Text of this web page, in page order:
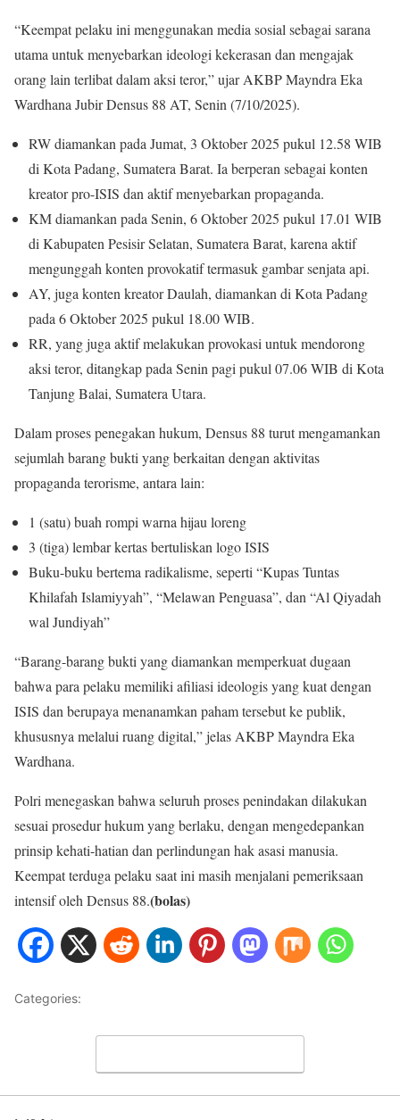
“Keempat pelaku ini menggunakan media sosial sebagai sarana
utama untuk menyebarkan ideologi kekerasan dan mengajak
orang lain terlibat dalam aksi teror,” ujar AKBP Mayndra Eka
Wardhana Jubir Densus 88 AT, Senin (7/10/2025).
RW diamankan pada Jumat, 3 Oktober 2025 pukul 12.58 WIB
di Kota Padang, Sumatera Barat. Ia berperan sebagai konten
kreator pro-ISIS dan aktif menyebarkan propaganda.
KM diamankan pada Senin, 6 Oktober 2025 pukul 17.01 WIB
di Kabupaten Pesisir Selatan, Sumatera Barat, karena aktif
mengunggah konten provokatif termasuk gambar senjata api.
AY, juga konten kreator Daulah, diamankan di Kota Padang
pada 6 Oktober 2025 pukul 18.00 WIB.
RR, yang juga aktif melakukan provokasi untuk mendorong
aksi teror, ditangkap pada Senin pagi pukul 07.06 WIB di Kota
Tanjung Balai, Sumatera Utara.
Dalam proses penegakan hukum, Densus 88 turut mengamankan
sejumlah barang bukti yang berkaitan dengan aktivitas
propaganda terorisme, antara lain:
1 (satu) buah rompi warna hijau loreng
3 (tiga) lembar kertas bertuliskan logo ISIS
Buku-buku bertema radikalisme, seperti “Kupas Tuntas
Khilafah Islamiyyah”, “Melawan Penguasa”, dan “Al Qiyadah
wal Jundiyah”
“Barang-barang bukti yang diamankan memperkuat dugaan
bahwa para pelaku memiliki afiliasi ideologis yang kuat dengan
ISIS dan berupaya menanamkan paham tersebut ke publik,
khususnya melalui ruang digital,” jelas AKBP Mayndra Eka
Wardhana.
Polri menegaskan bahwa seluruh proses penindakan dilakukan
sesuai prosedur hukum yang berlaku, dengan mengedepankan
prinsip kehati-hatian dan perlindungan hak asasi manusia.
Keempat terduga pelaku saat ini masih menjalani pemeriksaan
intensif oleh Densus 88.(bolas)
Categories: